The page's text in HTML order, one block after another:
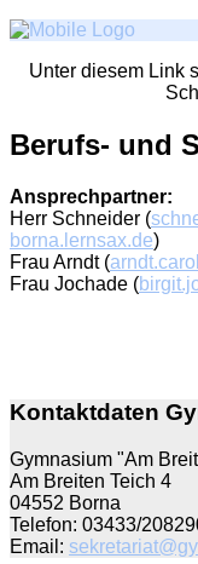
Unter diesem Link
Berufs- und
Ansprechpartner:
Herr Schneider (
borna.lernsax.de)
Frau Arndt (
Frau Jochade (
Kontaktdaten
Gymnasium "Am
Am Breiten Teich 4
04552 Borna
Telefon: 03433/
Email: